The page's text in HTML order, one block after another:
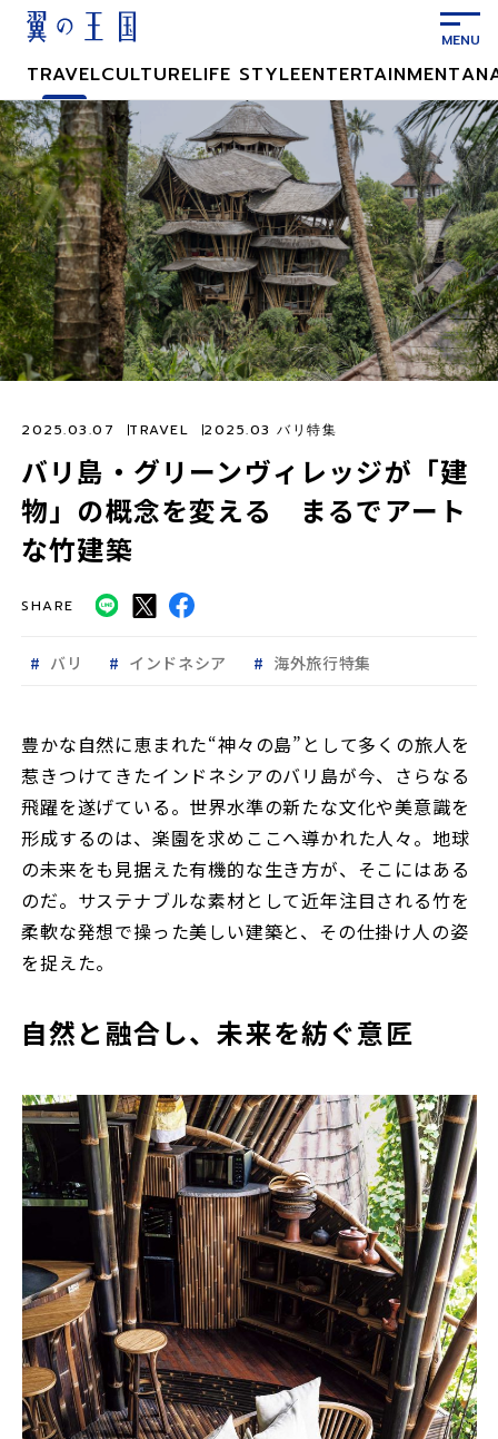
ン
テ
ン
ツ
に
ス
キ
ッ
プ
TRAVELCULTURELIFE STYLEENTERTAINMENT
バリ島・グリーンヴィレッジが「建
物」の概念を変える まるでアート
な竹建築
2025.03.07 TRAVEL 2025.03 バリ特集
SHARE
バリ インドネシア 海外旅行特集
豊かな自然に恵まれた“神々の島”として多くの旅人を
惹きつけてきたインドネシアのバリ島が今、さらなる
飛躍を遂げている。世界水準の新たな文化や美意識を
形成するのは、楽園を求めここへ導かれた人々。地球
の未来をも見据えた有機的な生き方が、そこにはある
のだ。サステナブルな素材として近年注目される竹を
柔軟な発想で操った美しい建築と、その仕掛け人の姿
を捉えた。
自然と融合し、未来を紡ぐ意匠